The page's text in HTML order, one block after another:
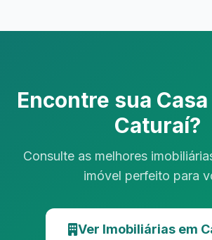
Encontre sua
Caturaí?
Consulte as melhores
imóvel perfeito para
Ver Imobiliárias em